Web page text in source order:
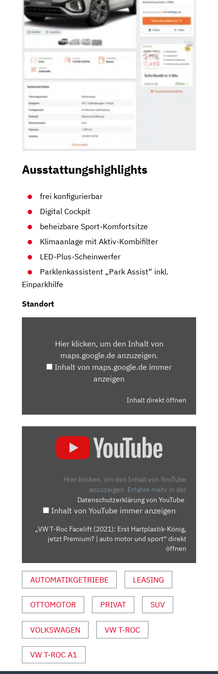
Ausstattungshighlights
frei konfigurierbar
Digital Cockpit
beheizbare Sport-Komfortsitze
Klimaanlage mit Aktiv-Kombifilter
LED-Plus-Scheinwerfer
Parklenkassistent „Park Assist“ inkl.
Einparkhilfe
Standort
MAPS.GOOGLE.DEHier klicken, um den Inhalt von
maps.google.de anzuzeigen.
Inhalt von maps.google.de immer
anzeigen
Inhalt direkt öffnen
KÖNIG,
JETZT
PREMIUM?
MOTOR
UND
SPORT“
VON
ANZEIGEN
Hier klicken, um den Inhalt von YouTube
anzuzeigen. Erfahre mehr in der
Datenschutzerklärung von YouTube.
Inhalt von YouTube immer anzeigen
„VW T-Roc Facelift (2021): Erst Hartplastik-König,
jetzt Premium? | auto motor und sport“ direkt
öffnen
AUTOMATIKGETRIEBE LEASING
OTTOMOTOR PRIVAT SUV
VOLKSWAGEN VW T-ROC
VW T-ROC A1